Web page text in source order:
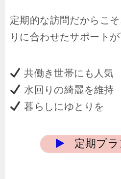
定期的な訪問だからこ
りに合わせたサポートが
共働き世帯にも人気
水回りの綺麗を維持
暮らしにゆとりを
定期プ